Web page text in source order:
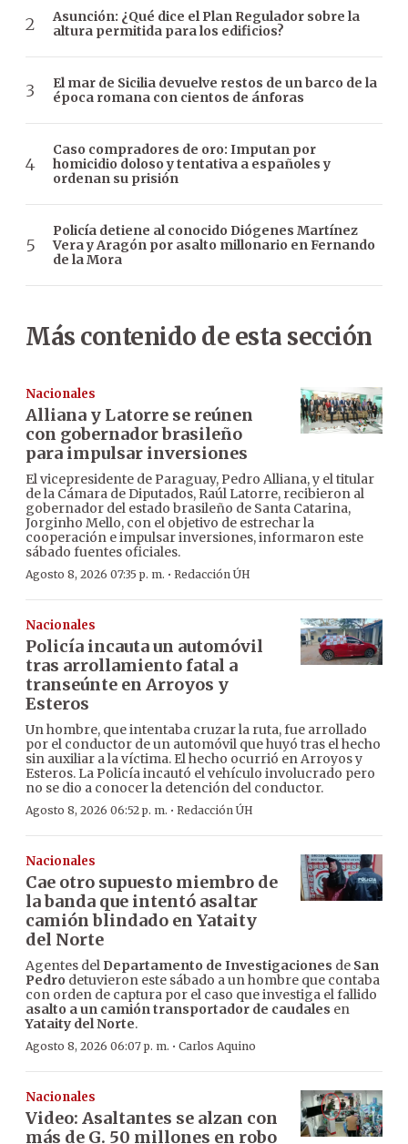
Asunción: ¿Qué dice el Plan Regulador sobre la
altura permitida para los edificios?
El mar de Sicilia devuelve restos de un barco de la
época romana con cientos de ánforas
Caso compradores de oro: Imputan por
homicidio doloso y tentativa a españoles y
ordenan su prisión
Policía detiene al conocido Diógenes Martínez
Vera y Aragón por asalto millonario en Fernando
de la Mora
Más contenido de esta sección
Nacionales
Alliana y Latorre se reúnen
con gobernador brasileño
para impulsar inversiones
El vicepresidente de Paraguay, Pedro Alliana, y el titular
de la Cámara de Diputados, Raúl Latorre, recibieron al
gobernador del estado brasileño de Santa Catarina,
Jorginho Mello, con el objetivo de estrechar la
cooperación e impulsar inversiones, informaron este
sábado fuentes oficiales.
Agosto 8, 2026 07:35 p. m. · Redacción ÚH
Nacionales
Policía incauta un automóvil
tras arrollamiento fatal a
transeúnte en Arroyos y
Esteros
Un hombre, que intentaba cruzar la ruta, fue arrollado
por el conductor de un automóvil que huyó tras el hecho
sin auxiliar a la víctima. El hecho ocurrió en Arroyos y
Esteros. La Policía incautó el vehículo involucrado pero
no se dio a conocer la detención del conductor.
Agosto 8, 2026 06:52 p. m. · Redacción ÚH
Nacionales
Cae otro supuesto miembro de
la banda que intentó asaltar
camión blindado en Yataity
del Norte
Agentes del Departamento de Investigaciones de San
Pedro detuvieron este sábado a un hombre que contaba
con orden de captura por el caso que investiga el fallido
asalto a un camión transportador de caudales en
Yataity del Norte.
Agosto 8, 2026 06:07 p. m. · Carlos Aquino
Nacionales
Video: Asaltantes se alzan con
más de G. 50 millones en robo